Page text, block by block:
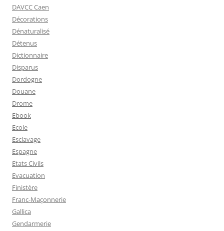
DAVCC Caen
Décorations
Dénaturalisé
Détenus
Dictionnaire
Disparus
Dordogne
Douane
Drome
Ebook
Ecole
Esclavage
Espagne
Etats Civils
Evacuation
Finistère
Franc-Maçonnerie
Gallica
Gendarmerie